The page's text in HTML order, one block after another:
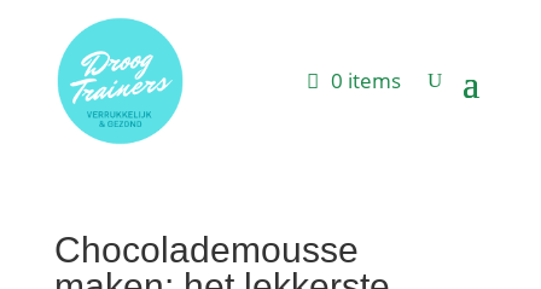
0 items
Chocolademousse